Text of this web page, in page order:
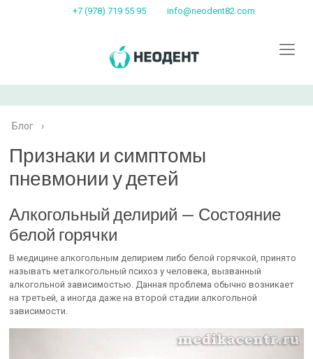
+7 (978) 719 55 95 info@neodent82.com
Блог ›
Признаки и симптомы
пневмонии у детей
Алкогольный делирий — Состояние
белой горячки
В медицине алкогольным делирием либо белой горячкой, принято
называть металкогольный психоз у человека, вызванный
алкогольной зависимостью. Данная проблема обычно возникает
на третьей, а иногда даже на второй стадии алкогольной
зависимости.